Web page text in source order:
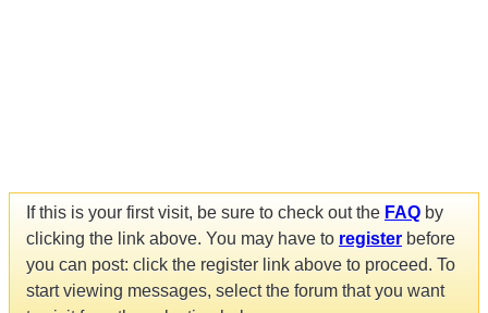
If this is your first visit, be sure to check out the FAQ by
clicking the link above. You may have to register before
you can post: click the register link above to proceed. To
start viewing messages, select the forum that you want